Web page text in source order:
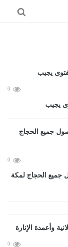
0
يجيب
0
جميع الحجاج لمكة
0